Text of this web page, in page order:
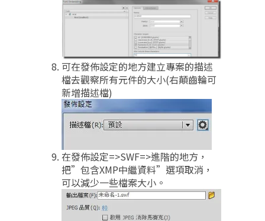
可在發佈設定的地方建立專案的描述
檔去觀察所有元件的大小(右顛齒輪可
新增描述檔)
在發佈設定=>SWF=>進階的地方，
把”包含XMP中繼資料”選項取消，
可以減少一些檔案大小。